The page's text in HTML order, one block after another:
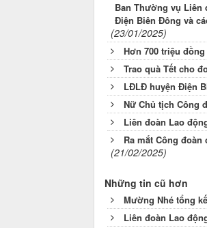
Ban Thường vụ Liên
Điện Biên Đông và
(23/01/2025)
Hơn 700 triệu
Trao quà Tết cho
LĐLĐ huyện Điện
Nữ Chủ tịch Công
Liên đoàn Lao
Ra mắt Công
(21/02/2025)
Những tin cũ hơn
Mường Nhé tổng
Liên đoàn Lao